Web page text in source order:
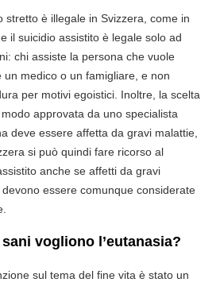
stretto è illegale in Svizzera, come in
il suicidio assistito è legale solo ad
chi assiste la persona che vuole
medico o un famigliare, e non
per motivi egoistici. Inoltre, la scelta
approvata da uno specialista
deve essere affetta da gravi malattie,
si può quindi fare ricorso al
anche se affetti da gravi
essere comunque considerate
vogliono l’eutanasia?
sul tema del fine vita è stato un